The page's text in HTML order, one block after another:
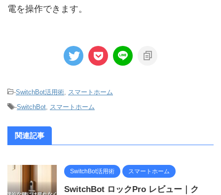
電を操作できます。
-SwitchBot活用術, スマートホーム
-SwitchBot, スマートホーム
関連記事
SwitchBot活用術 スマートホーム
SwitchBot ロックPro レビュー｜ク